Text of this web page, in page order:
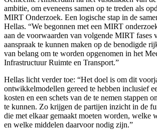
ambitie, om eveneens samen op te treden als
MIRT Onderzoek. Een logische stap in de
Hellas. “We begonnen met een MIRT
aan de voorwaarden van volgende MIRT fases
aanspraak te kunnen maken op de benodigde
van belang om te worden opgenomen in het
Infrastructuur Ruimte en Transport.”
Hellas licht verder toe: “Het doel is om dit
ontwikkelmodellen gereed te hebben inclusief
kosten en een schets van de te nemen stappen
te kunnen. Zo krijgen de partijen inzicht in de
die met elkaar gemaakt moeten worden, welke
en welke middelen daarvoor nodig zijn.”